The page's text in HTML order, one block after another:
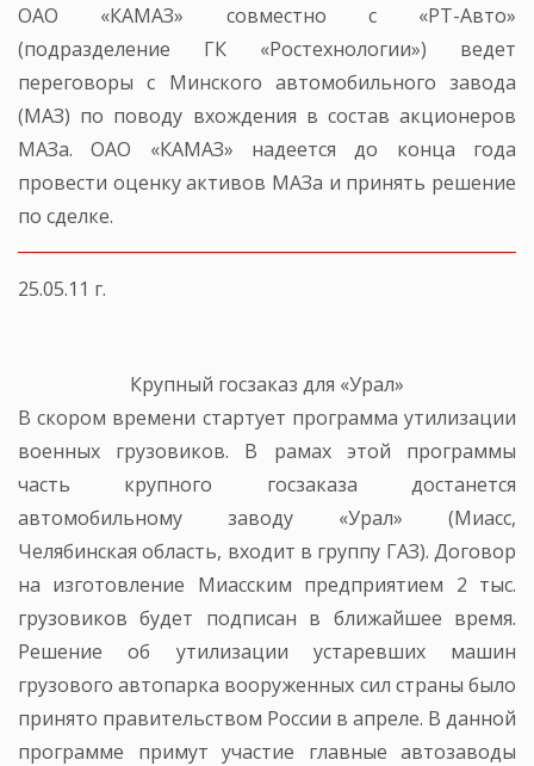
ОАО «КАМАЗ» совместно с «РТ-Авто»
(подразделение ГК «Ростехнологии») ведет
переговоры с Минского автомобильного завода
(МАЗ) по поводу вхождения в состав акционеров
МАЗа. ОАО «КАМАЗ» надеется до конца года
провести оценку активов МАЗа и принять решение
по сделке.
25.05.11 г.
Крупный госзаказ для «Урал»
В скором времени стартует программа утилизации
военных грузовиков. В рамах этой программы
часть крупного госзаказа достанется
автомобильному заводу «Урал» (Миасс,
Челябинская область, входит в группу ГАЗ). Договор
на изготовление Миасским предприятием 2 тыс.
грузовиков будет подписан в ближайшее время.
Решение об утилизации устаревших машин
грузового автопарка вооруженных сил страны было
принято правительством России в апреле. В данной
программе примут участие главные автозаводы